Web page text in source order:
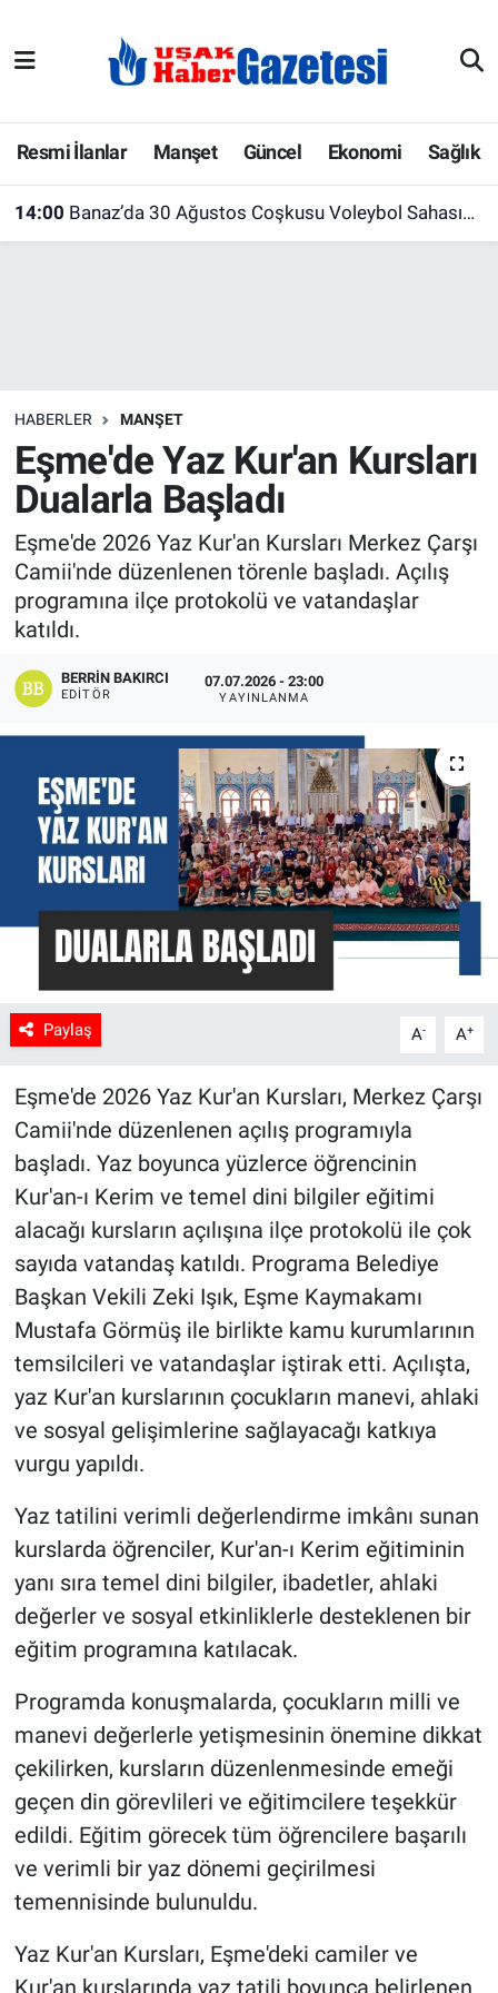
Resmi İlanlar Manşet Güncel Ekonomi Sağlık
14:00 Banaz’da 30 Ağustos Coşkusu Voleybol Sahasına Taşındı! Şampiyon Ayrancı Köyü Oldu
HABERLER MANŞET
Eşme'de Yaz Kur'an Kursları
Dualarla Başladı
Eşme'de 2026 Yaz Kur'an Kursları Merkez Çarşı
Camii'nde düzenlenen törenle başladı. Açılış
programına ilçe protokolü ve vatandaşlar
katıldı.
BERRIN BAKIRCI
EDITÖR
07.07.2026 - 23:00
YAYINLANMA
Paylaş A- A+
Eşme'de 2026 Yaz Kur'an Kursları, Merkez Çarşı
Camii'nde düzenlenen açılış programıyla
başladı. Yaz boyunca yüzlerce öğrencinin
Kur'an-ı Kerim ve temel dini bilgiler eğitimi
alacağı kursların açılışına ilçe protokolü ile çok
sayıda vatandaş katıldı. Programa Belediye
Başkan Vekili Zeki Işık, Eşme Kaymakamı
Mustafa Görmüş ile birlikte kamu kurumlarının
temsilcileri ve vatandaşlar iştirak etti. Açılışta,
yaz Kur'an kurslarının çocukların manevi, ahlaki
ve sosyal gelişimlerine sağlayacağı katkıya
vurgu yapıldı.
Yaz tatilini verimli değerlendirme imkânı sunan
kurslarda öğrenciler, Kur'an-ı Kerim eğitiminin
yanı sıra temel dini bilgiler, ibadetler, ahlaki
değerler ve sosyal etkinliklerle desteklenen bir
eğitim programına katılacak.
Programda konuşmalarda, çocukların milli ve
manevi değerlerle yetişmesinin önemine dikkat
çekilirken, kursların düzenlenmesinde emeği
geçen din görevlileri ve eğitimcilere teşekkür
edildi. Eğitim görecek tüm öğrencilere başarılı
ve verimli bir yaz dönemi geçirilmesi
temennisinde bulunuldu.
Yaz Kur'an Kursları, Eşme'deki camiler ve
E-Gazete
Ekonomi
Köşe Yazarları
Kültür Sanat
Manşet
Resmi İlanlar
Uşak Haberleri
Uşak Hava Durumu
Uşak Trafik Yoğunluk Haritası